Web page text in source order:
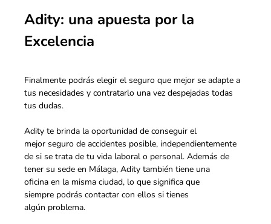
Adity: una apuesta por la
Excelencia
Finalmente podrás elegir el seguro que mejor se adapte a
tus necesidades y contratarlo una vez despejadas todas
tus dudas.
Adity te brinda la oportunidad de conseguir el
mejor seguro de accidentes posible, independientemente
de si se trata de tu vida laboral o personal. Además de
tener su sede en Málaga, Adity también tiene una
oficina en la misma ciudad, lo que significa que
siempre podrás contactar con ellos si tienes
algún problema.